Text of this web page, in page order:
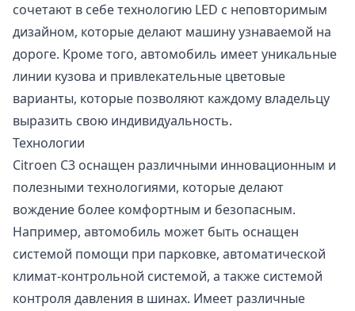
сочетают в себе технологию LED с неповторимым
дизайном, которые делают машину узнаваемой на
дороге. Кроме того, автомобиль имеет уникальные
линии кузова и привлекательные цветовые
варианты, которые позволяют каждому владельцу
выразить свою индивидуальность.
Технологии
Citroen С3 оснащен различными инновационным и
полезными технологиями, которые делают
вождение более комфортным и безопасным.
Например, автомобиль может быть оснащен
системой помощи при парковке, автоматической
климат-контрольной системой, а также системой
контроля давления в шинах. Имеет различные